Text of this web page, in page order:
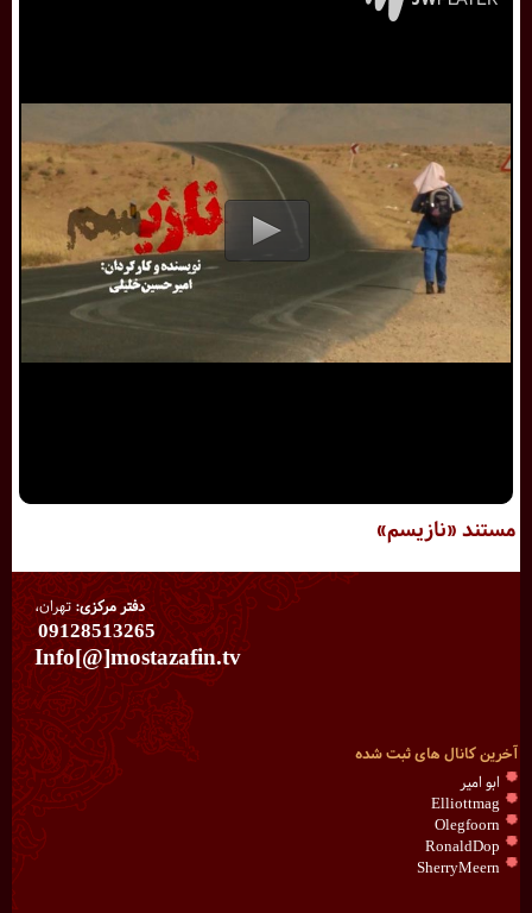
مستند «نازیسم»
دفتر مرکزی:تهران،
09128513265
Info[@]mostazafin.tv
آخرین کانال های ثبت شده
ابو امیر
Elliottmag
Olegfoorn
RonaldDop
SherryMeern